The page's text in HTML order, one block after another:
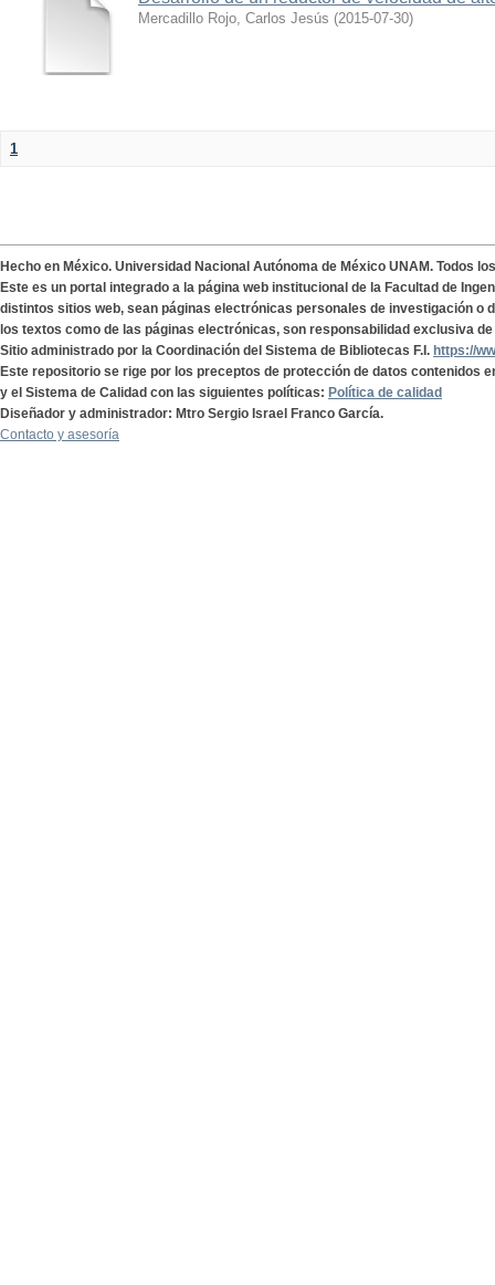
Mercadillo Rojo, Carlos Jesús (2015-07-30)
1
Hecho en México. Universidad Nacional Autónoma de México UNAM. Todos
Este es un portal integrado a la página web institucional de la Facultad de
distintos sitios web, sean páginas electrónicas personales de investigación o
los textos como de las páginas electrónicas, son responsabilidad exclusiva
Sitio administrado por la Coordinación del Sistema de Bibliotecas F.I. https://
Este repositorio se rige por los preceptos de protección de datos contenidos
y el Sistema de Calidad con las siguientes políticas: Política de calidad
Diseñador y administrador: Mtro Sergio Israel Franco García.
Contacto y asesoría